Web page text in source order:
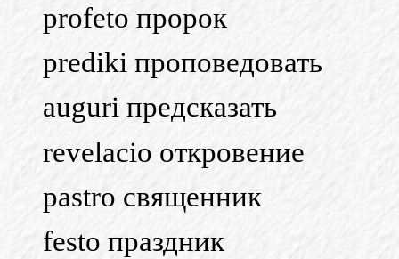
profeto пророк
prediki проповедовать
auguri предсказать
revelacio откровение
pastro священник
festo праздник